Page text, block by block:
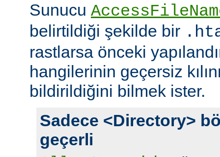
Sunucu
belirtildiği şekilde bir
rastlarsa önceki
hangilerinin geçersiz
bildirildiğini bilmek ister.
Sadece <Directory>
geçerli